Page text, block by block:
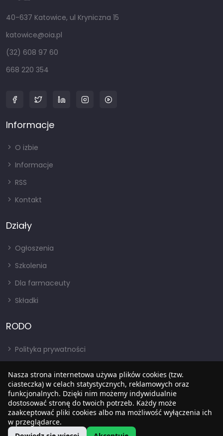
40-637 Katowice, ul Kryniczna 15
katowice@oia.pl
(32) 608 97 60
668 220 354
Informacje
O izbie
Informacje
RSS
Kontakt
Działy
Ogłoszenia
Szkolenia
Dla farmaceuty
Składki
RODO
Polityka prywatności
RODO
BIP
Nasza strona internetowa używa plików cookies (tzw.
ciasteczka) w celach statystycznych, reklamowych oraz
funkcjonalnych. Dzięki nim możemy indywidualnie
dostosować stronę do twoich potrzeb. Każdy może
zaakceptować pliki cookies albo ma możliwość wyłączenia ich
w przeglądarce.